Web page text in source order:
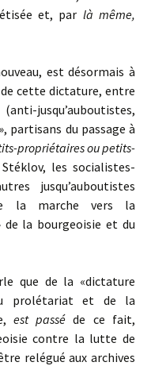
et, par là même,
est désormais à
de cette dictature, entre
jusqu’auboutistes,
partisans du passage à
propriétaires ou petits-
les socialistes-
jusqu’auboutistes
la marche vers la
de la bourgeoisie et du
que de la «dictature
prolétariat et de la
est passéde ce fait,
contre la lutte de
relégué aux archives